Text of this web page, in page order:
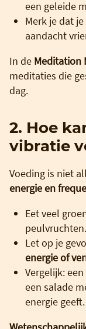
een geleide
Merk je dat
aandacht
In de Meditation
meditaties die
dag.
2. Hoe
vibratie
Voeding is niet
energie en
Eet veel
peulvruchten.
Let op je
energie of
Vergelijk:
een salade
energie geeft.